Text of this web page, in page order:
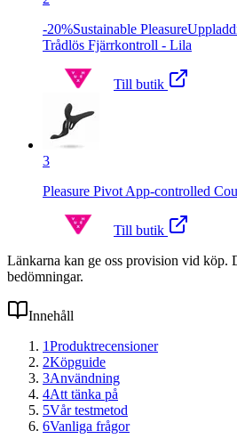
-20%Sustainable
Trådlös Fjärrkontroll - Lila
Till butik
3
Pleasure Pivot App-controlled
Till butik
Länkarna kan ge oss provision vid köp.
bedömningar.
Innehåll
1Produktrecensioner
2Köpguide
3Användning
4Att tänka på
5Vår testmetod
6Vanliga frågor